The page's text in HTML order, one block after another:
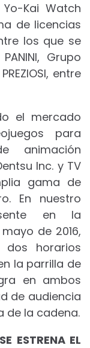
Kai Watch
de licencias
los que se
Grupo
entre
el mercado
para
animación
Inc. y TV
gama de
En nuestro
en la
de 2016,
horarios
la parrilla de
en ambos
de audiencia
de la cadena.
ESTRENA EL